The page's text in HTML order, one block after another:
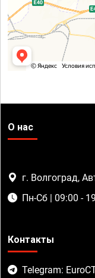
О нас
г. Волгоград,
Пн-Сб | 09:00 -
Контакты
Telegram: